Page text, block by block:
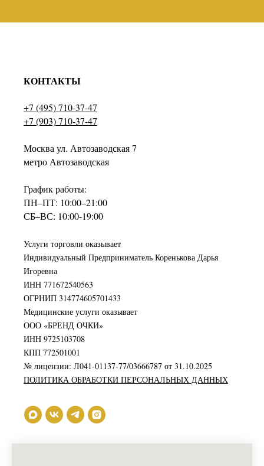
КОНТАКТЫ
+7 (495) 710-37-47
+7 (903) 710-37-47
Москва ул. Автозаводская 7
метро Автозаводская
График работы:
ПН–ПТ: 10:00–21:00
СБ–ВС: 10:00-19:00
Услуги торговли оказывает
Индивидуальный Предприниматель Коренькова Дарья
Игоревна
ИНН 771672540563
ОГРНИП 314774605701433
Медицинские услуги оказывает
ООО «БРЕНД ОЧКИ»
ИНН 9725103708
КПП 772501001
№ лицензии: Л041-01137-77/03666787 от 31.10.2025
ПОЛИТИКА ОБРАБОТКИ ПЕРСОНАЛЬНЫХ ДАННЫХ